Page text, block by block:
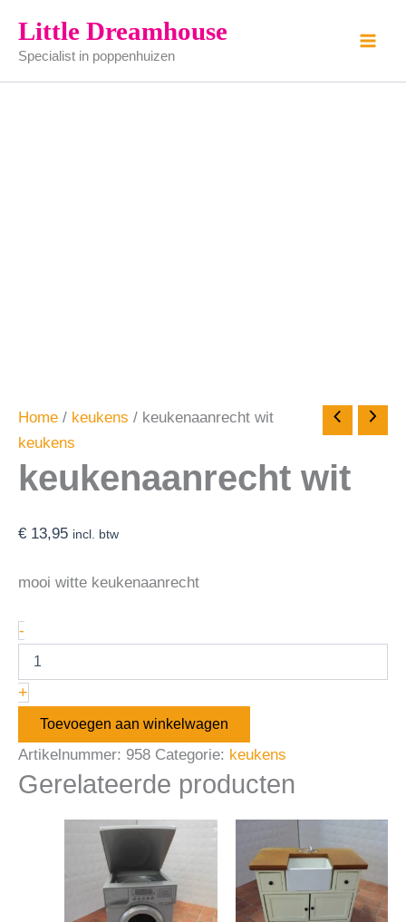
naar
inhoud
Little Dreamhouse
Specialist in poppenhuizen
Home / keukens / keukenaanrecht wit
keukens
keukenaanrecht wit
€ 13,95 incl. btw
mooi witte keukenaanrecht
-
wit
aantal
+
Toevoegen aan winkelwagen
Artikelnummer: 958 Categorie: keukens
Gerelateerde producten